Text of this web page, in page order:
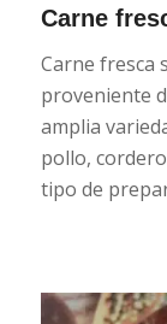
Carne
Carne fresca
proveniente
amplia
pollo,
tipo de